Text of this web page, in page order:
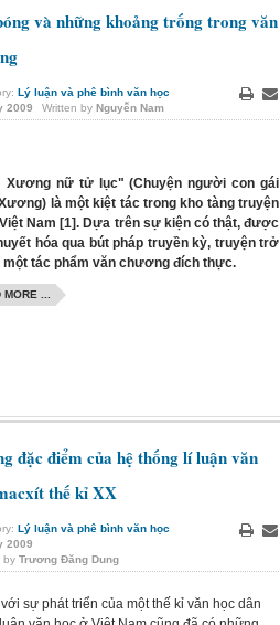
và những khoảng trống trong văn
Lý luận và phê bình văn học
2009 Written by Nguyễn Nam
Xương nữ tử lục" (Chuyện người con gái
là một kiệt tác trong kho tàng truyện
Nam [1]. Dựa trên sự kiện có thật, được
hóa qua bút pháp truyền kỳ, truyện trở
một tác phẩm văn chương đích thực.
MORE ...
đặc điểm của hệ thống lí luận văn
thế kỉ XX
Lý luận và phê bình văn học
2009
by Trương Đăng Dung
sự phát triển của một thế kỉ văn học dân